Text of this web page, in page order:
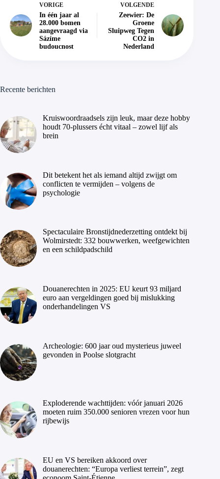
VORIGE
In één jaar al
28.000 bomen
aangevraagd via
Sázíme
budoucnost
VOLGENDE
Zeewier: De
Groene
Sluipweg Tegen
CO2 in
Nederland
Recente berichten
Kruiswoordraadsels zijn leuk, maar deze hobby
houdt 70-plussers écht vitaal – zowel lijf als
brein
Dit betekent het als iemand altijd zwijgt om
conflicten te vermijden – volgens de
psychologie
Spectaculaire Bronstijdnederzetting ontdekt bij
Wolmirstedt: 332 bouwwerken, weefgewichten
en een schildpadschild
Douanerechten in 2025: EU keurt 93 miljard
euro aan vergeldingen goed bij mislukking
onderhandelingen VS
Archeologie: 600 jaar oud mysterieus juweel
gevonden in Poolse slotgracht
Exploderende wachttijden: vóór januari 2026
moeten ruim 350.000 senioren vrezen voor hun
rijbewijs
EU en VS bereiken akkoord over
douanerechten: “Europa verliest terrein”, zegt